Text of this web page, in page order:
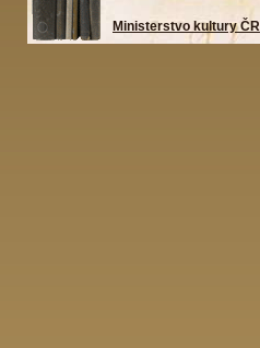
Ministerstvo kultury ČR